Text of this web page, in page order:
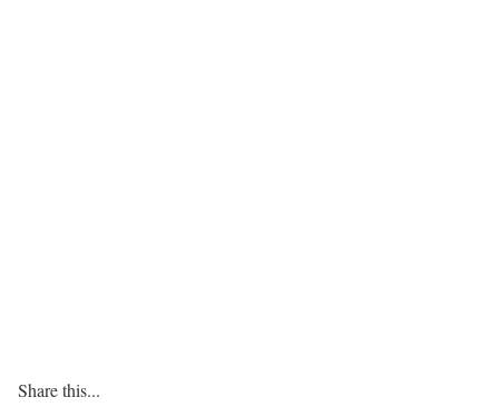
Share this...